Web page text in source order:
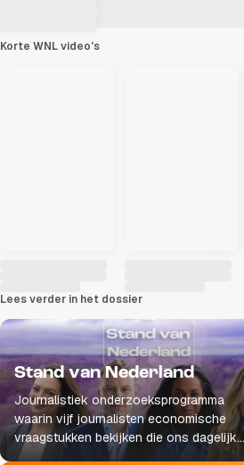
Korte WNL video's
Lees verder in het dossier
Stand van Nederland
Journalistiek onderzoeksprogramma
waarin vijf journalisten economische
vraagstukken bekijken die ons dagelijks
leven raken.